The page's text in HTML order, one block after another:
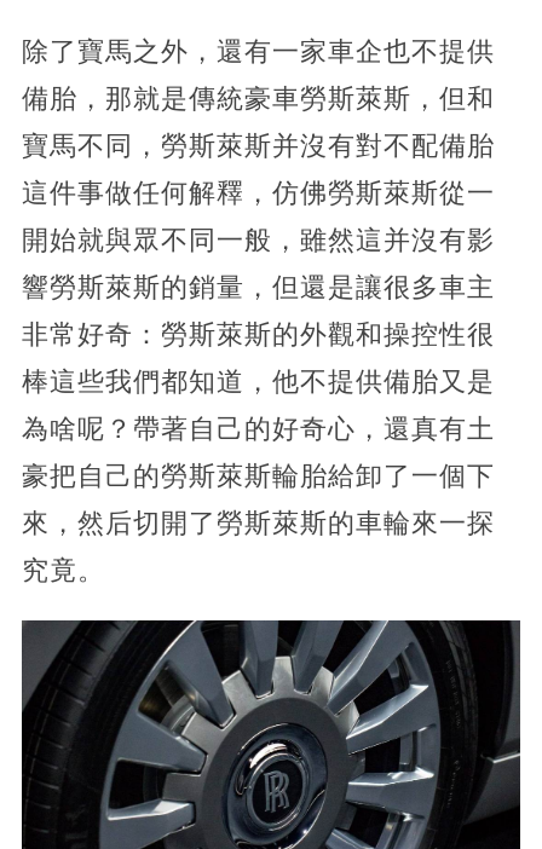
除了寶馬之外，還有一家車企也不提供
備胎，那就是傳統豪車勞斯萊斯，但和
寶馬不同，勞斯萊斯并沒有對不配備胎
這件事做任何解釋，仿佛勞斯萊斯從一
開始就與眾不同一般，雖然這并沒有影
響勞斯萊斯的銷量，但還是讓很多車主
非常好奇：勞斯萊斯的外觀和操控性很
棒這些我們都知道，他不提供備胎又是
為啥呢？帶著自己的好奇心，還真有土
豪把自己的勞斯萊斯輪胎給卸了一個下
來，然后切開了勞斯萊斯的車輪來一探
究竟。